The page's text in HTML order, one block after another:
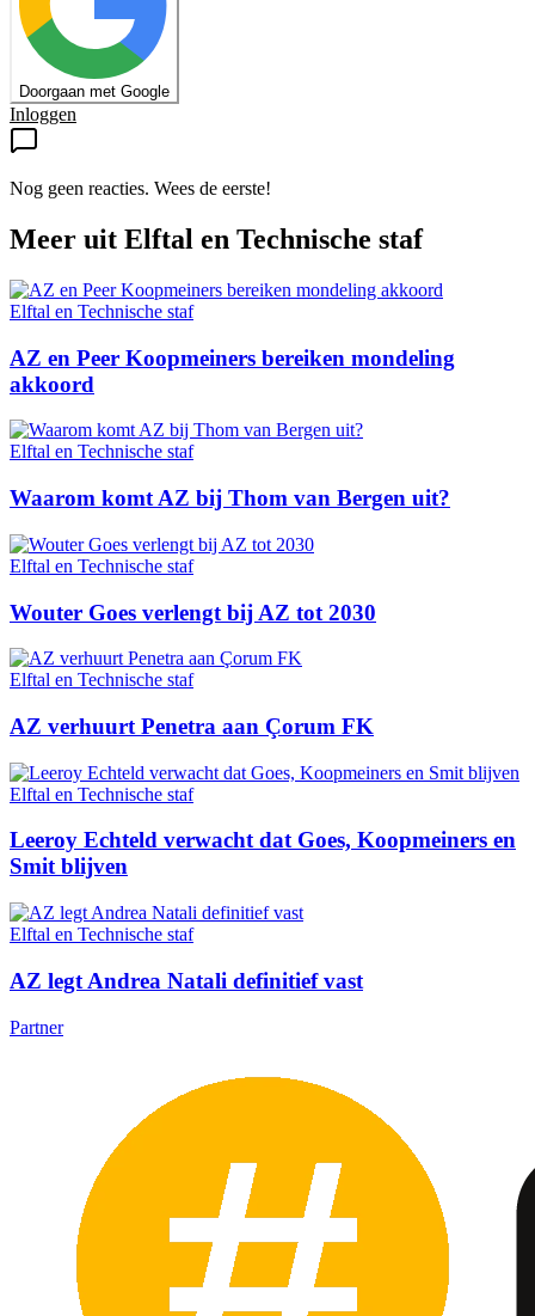
Doorgaan met Google
Inloggen
Nog geen reacties. Wees de eerste!
Meer uit Elftal en Technische staf
Elftal en Technische staf
AZ en Peer Koopmeiners bereiken mondeling
akkoord
Elftal en Technische staf
Waarom komt AZ bij Thom van Bergen uit?
Elftal en Technische staf
Wouter Goes verlengt bij AZ tot 2030
Elftal en Technische staf
AZ verhuurt Penetra aan Çorum FK
Elftal en Technische staf
Leeroy Echteld verwacht dat Goes, Koopmeiners en
Smit blijven
Elftal en Technische staf
AZ legt Andrea Natali definitief vast
Partner